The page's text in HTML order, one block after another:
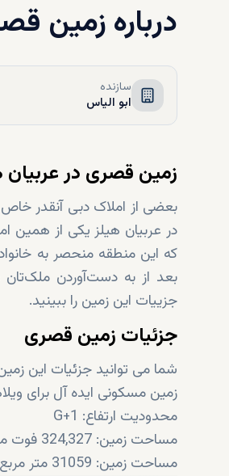
دربارهزمین
سازنده
ابو الیاس
زمین قصری در عربیان
بعضی از املاک دبی آنقدر
در عربیان هیلز یکی از همین
که این منطقه منحصر به
بعد از به دست‌آوردن ملک‌تان
جزییات این زمین را ببینید.
جزئیات زمین قصری
شما می توانید جزئیات این
زمین مسکونی ایده آل برای
محدودیت ارتفاع: G+1
مساحت زمین: 324,327 فوت مربع
مساحت زمین: 31059 متر مربع